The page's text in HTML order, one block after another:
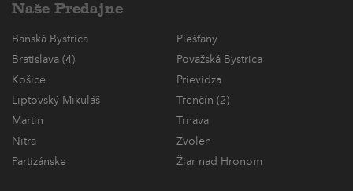
Naše Predajne
Banská Bystrica
Piešťany
Bratislava (4)
Považská Bystrica
Košice
Prievidza
Liptovský Mikuláš
Trenčín (2)
Martin
Trnava
Nitra
Zvolen
Partizánske
Žiar nad Hronom